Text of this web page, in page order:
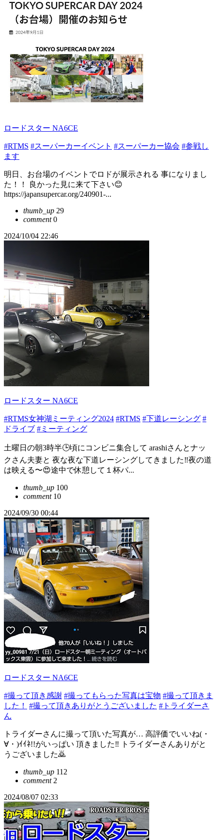
ロードスター NA6CE
#RTMS #スーパーカーイベント #スーパーカー協会 #参戦し
ます
明日、お台場のイベントでロドが展示される 事になりまし
た！！ 良かった見に来て下さい😊
https://japansupercar.org/240901-...
thumb_up 29
comment0
2024/10/04 22:46
ロードスター NA6CE
#RTMS女神湖ミーティング2024 #RTMS #下道レーシング #
ドライブ #ミーティング
土曜日の朝3時半🕒️頃にコンビニ集合して arashiさんとナッ
クさん夫妻と 夜な夜な下道レーシングしてきました‼️夜の道
は映える〜😍途中で休憩して１杯パ...
thumb_up 100
comment10
2024/09/30 00:44
ロードスター NA6CE
#撮って頂き感謝 #撮ってもらった写真は宝物 #撮って頂きま
した！
#撮って頂きありがとうございました #トライダーさ
ん
トライダーさんに撮って頂いた写真が… 高評価でいいね(・
∀・)ｲｲﾈ!!がいっぱい 頂きました‼️ トライダーさんありがと
うございました🙇
thumb_up 112
comment2
2024/08/07 02:33